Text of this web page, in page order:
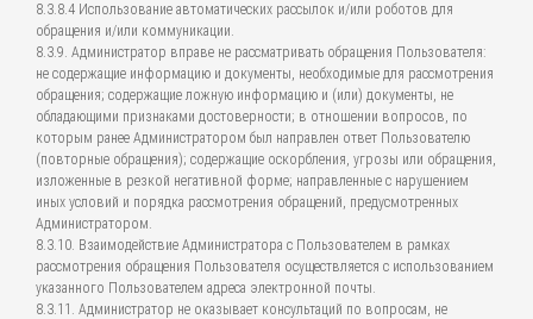
8.3.8.4 Использование автоматических рассылок и/или роботов для
обращения и/или коммуникации.
8.3.9. Администратор вправе не рассматривать обращения Пользователя:
не содержащие информацию и документы, необходимые для рассмотрения
обращения; содержащие ложную информацию и (или) документы, не
обладающими признаками достоверности; в отношении вопросов, по
которым ранее Администратором был направлен ответ Пользователю
(повторные обращения); содержащие оскорбления, угрозы или обращения,
изложенные в резкой негативной форме; направленные с нарушением
иных условий и порядка рассмотрения обращений, предусмотренных
Администратором.
8.3.10. Взаимодействие Администратора с Пользователем в рамках
рассмотрения обращения Пользователя осуществляется с использованием
указанного Пользователем адреса электронной почты.
8.3.11. Администратор не оказывает консультаций по вопросам, не